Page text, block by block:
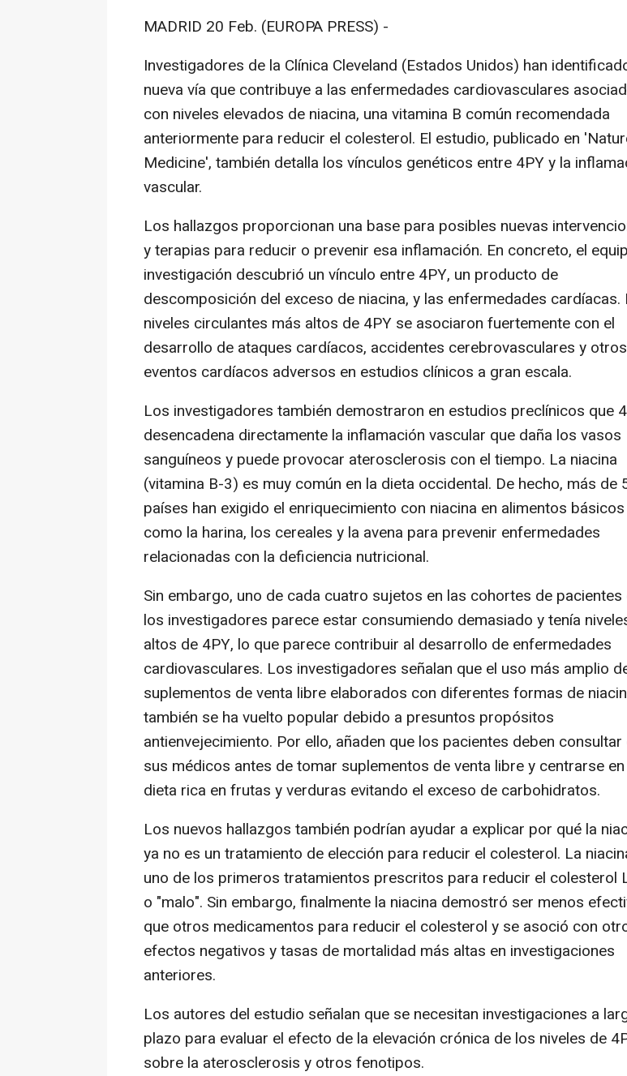
MADRID 20 Feb. (EUROPA PRESS) -
Investigadores de la Clínica Cleveland (Estados Unidos) han
nueva vía que contribuye a las enfermedades cardiovasculares
con niveles elevados de niacina, una vitamina B común recomendada
anteriormente para reducir el colesterol. El estudio, publicado en
Medicine', también detalla los vínculos genéticos entre 4PY y la
vascular.
Los hallazgos proporcionan una base para posibles nuevas
y terapias para reducir o prevenir esa inflamación. En concreto, el
investigación descubrió un vínculo entre 4PY, un producto de
descomposición del exceso de niacina, y las enfermedades cardíacas.
niveles circulantes más altos de 4PY se asociaron fuertemente con el
desarrollo de ataques cardíacos, accidentes cerebrovasculares y otros
eventos cardíacos adversos en estudios clínicos a gran escala.
Los investigadores también demostraron en estudios preclínicos que
desencadena directamente la inflamación vascular que daña los vasos
sanguíneos y puede provocar aterosclerosis con el tiempo. La niacina
(vitamina B-3) es muy común en la dieta occidental. De hecho, más de
países han exigido el enriquecimiento con niacina en alimentos básicos
como la harina, los cereales y la avena para prevenir enfermedades
relacionadas con la deficiencia nutricional.
Sin embargo, uno de cada cuatro sujetos en las cohortes de pacientes
los investigadores parece estar consumiendo demasiado y tenía
altos de 4PY, lo que parece contribuir al desarrollo de enfermedades
cardiovasculares. Los investigadores señalan que el uso más amplio
suplementos de venta libre elaborados con diferentes formas de
también se ha vuelto popular debido a presuntos propósitos
antienvejecimiento. Por ello, añaden que los pacientes deben consultar
sus médicos antes de tomar suplementos de venta libre y centrarse en
dieta rica en frutas y verduras evitando el exceso de carbohidratos.
Los nuevos hallazgos también podrían ayudar a explicar por qué la
ya no es un tratamiento de elección para reducir el colesterol. La
uno de los primeros tratamientos prescritos para reducir el colesterol
o "malo". Sin embargo, finalmente la niacina demostró ser menos
que otros medicamentos para reducir el colesterol y se asoció con
efectos negativos y tasas de mortalidad más altas en investigaciones
anteriores.
Los autores del estudio señalan que se necesitan investigaciones a
plazo para evaluar el efecto de la elevación crónica de los niveles de
sobre la aterosclerosis y otros fenotipos.